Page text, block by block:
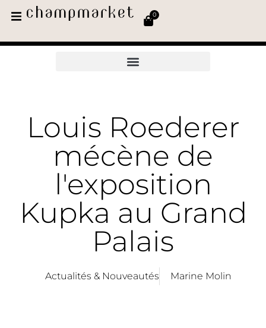
0
Louis Roederer
mécène de
l'exposition
Kupka au Grand
Palais
Actualités & Nouveautés Marine Molin